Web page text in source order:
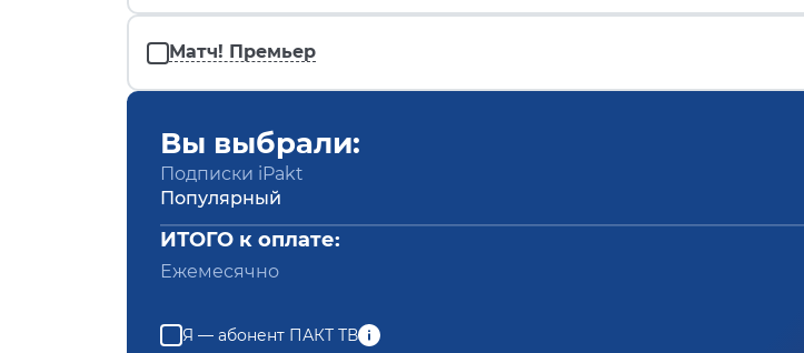
Матч! Премьер
Вы выбрали:
Подписки iPakt
Популярный
ИТОГО к оплате:
Ежемесячно
Я — абонент ПАКТ ТВ